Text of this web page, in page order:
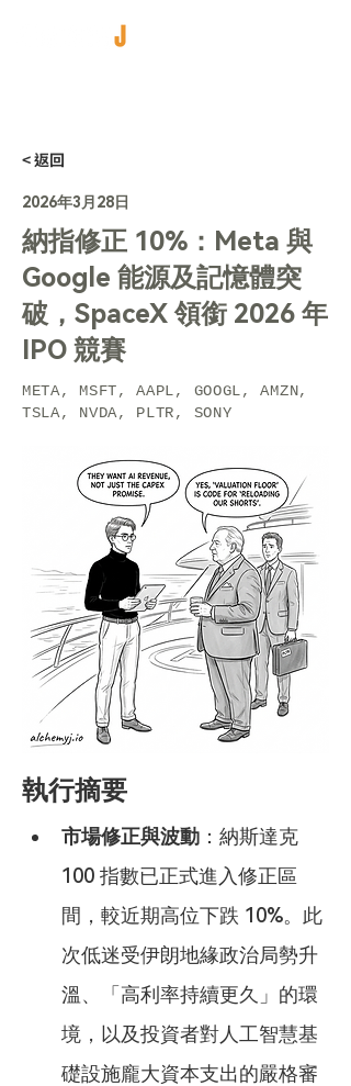
< 返回
2026年3月28日
納指修正 10%：Meta 與
Google 能源及記憶體突
破，SpaceX 領銜 2026 年
IPO 競賽
META, MSFT, AAPL, GOOGL, AMZN,
TSLA, NVDA, PLTR, SONY
執行摘要
市場修正與波動 ：納斯達克
100 指數已正式進入修正區
間，較近期高位下跌 10%。此
次低迷受伊朗地緣政治局勢升
溫、「高利率持續更久」的環
境，以及投資者對人工智慧基
礎設施龐大資本支出的嚴格審